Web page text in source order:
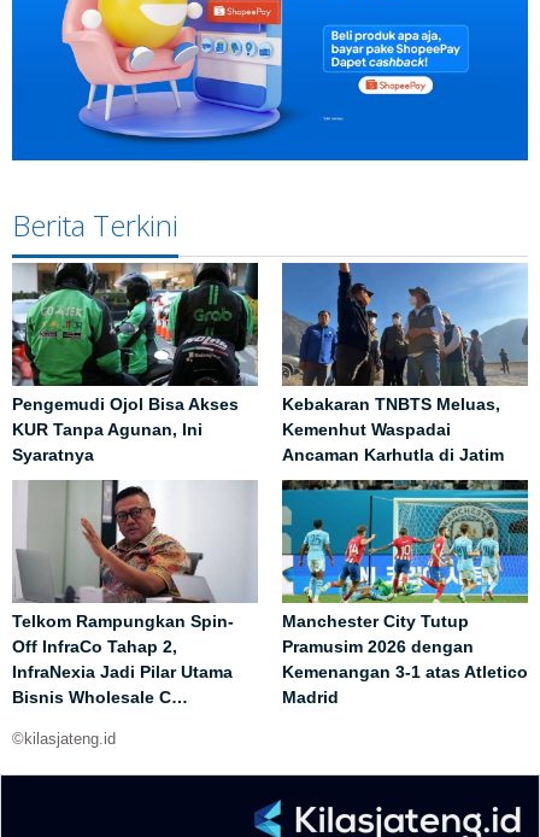
Berita Terkini
Pengemudi Ojol Bisa Akses
KUR Tanpa Agunan, Ini
Syaratnya
Kebakaran TNBTS Meluas,
Kemenhut Waspadai
Ancaman Karhutla di Jatim
Telkom Rampungkan Spin-
Off InfraCo Tahap 2,
InfraNexia Jadi Pilar Utama
Bisnis Wholesale C…
Manchester City Tutup
Pramusim 2026 dengan
Kemenangan 3-1 atas Atletico
Madrid
©kilasjateng.id